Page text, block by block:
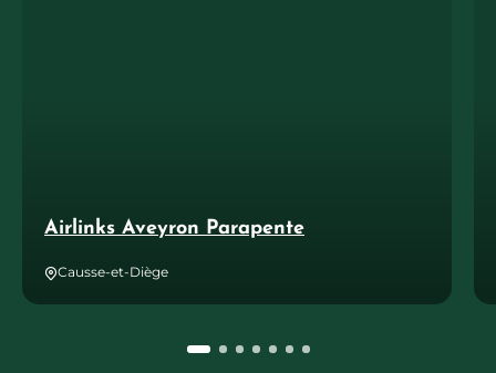
Airlinks Aveyron Parapente
Causse-et-Diège